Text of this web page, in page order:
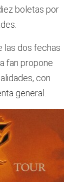
boletas por
las dos fechas
fan propone
con
general.